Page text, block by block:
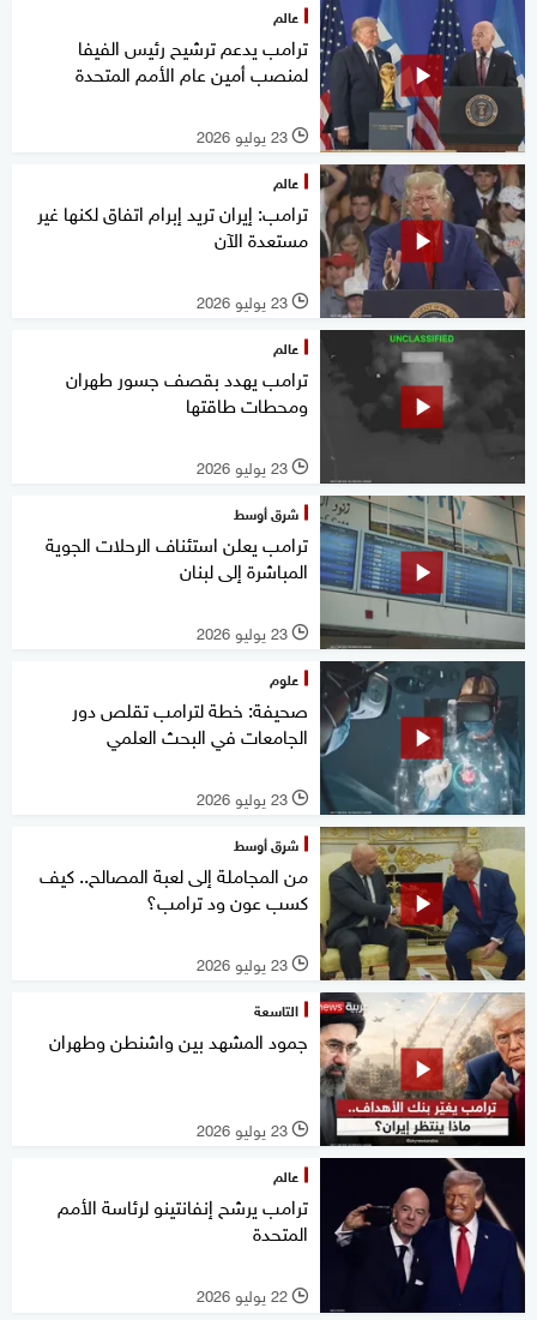
عالم
ترامب يدعم ترشيح رئيس الفيفا
لمنصب أمين عام الأمم المتحدة
l 23 يوليو 2026
عالم
ترامب: إيران تريد إبرام اتفاق لكنها غير
مستعدة الآن
l 23 يوليو 2026
عالم
ترامب يهدد بقصف جسور طهران
ومحطات طاقتها
l 23 يوليو 2026
شرق أوسط
ترامب يعلن استئناف الرحلات الجوية
المباشرة إلى لبنان
l 23 يوليو 2026
علوم
صحيفة: خطة لترامب تقلص دور
الجامعات في البحث العلمي
l 23 يوليو 2026
شرق أوسط
من المجاملة إلى لعبة المصالح.. كيف
كسب عون ود ترامب؟
l 23 يوليو 2026
التاسعة
جمود المشهد بين واشنطن وطهران
l 23 يوليو 2026
عالم
ترامب يرشح إنفانتينو لرئاسة الأمم
المتحدة
l 22 يوليو 2026